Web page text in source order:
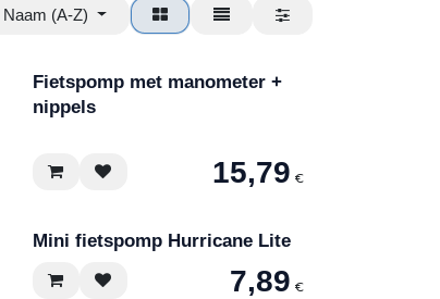
Naam (A-Z)
Fietspomp met manometer +
nippels
15,79 €
Mini fietspomp Hurricane Lite
7,89 €